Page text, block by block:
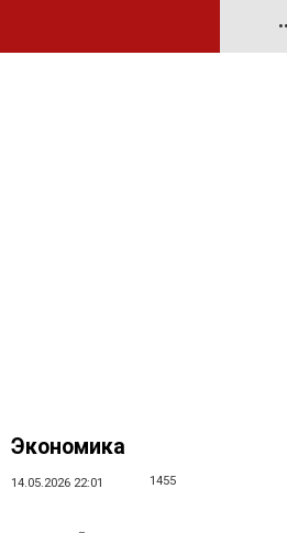
Экономика
14.05.2026 22:01 1455